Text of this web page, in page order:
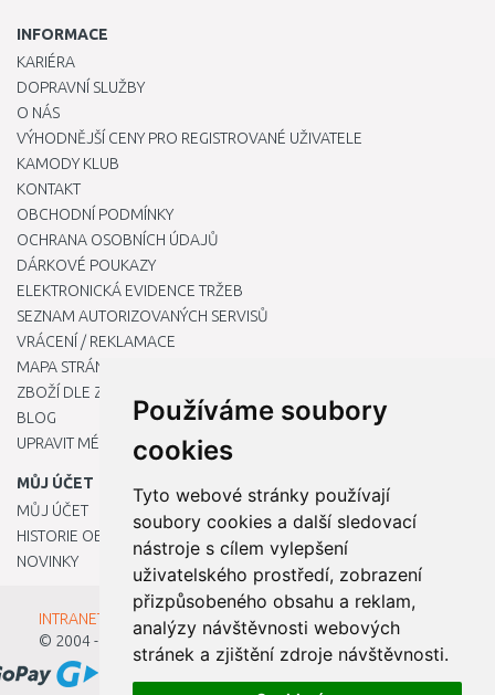
Používáme soubory
cookies
Tyto webové stránky používají
soubory cookies a další sledovací
nástroje s cílem vylepšení
uživatelského prostředí, zobrazení
přizpůsobeného obsahu a reklam,
analýzy návštěvnosti webových
stránek a zjištění zdroje návštěvnosti.
INFORMACE
KARIÉRA
DOPRAVNÍ SLUŽBY
O NÁS
VÝHODNĚJŠÍ CENY PRO REGISTROVANÉ UŽIVATELE
KAMODY KLUB
KONTAKT
OBCHODNÍ PODMÍNKY
OCHRANA OSOBNÍCH ÚDAJŮ
DÁRKOVÉ POUKAZY
ELEKTRONICKÁ EVIDENCE TRŽEB
SEZNAM AUTORIZOVANÝCH SERVISŮ
VRÁCENÍ / REKLAMACE
MAPA STRÁNKY
ZBOŽÍ DLE ZNAČEK
BLOG
UPRAVIT MÉ PŘEDVOLBY COOKIES
MŮJ ÚČET
MŮJ ÚČET
HISTORIE OBJEDNÁVEK
NOVINKY
INTRANET - Přihlášení pro zaměstnance
© 2004 - 2026
Kamody s.r.o.